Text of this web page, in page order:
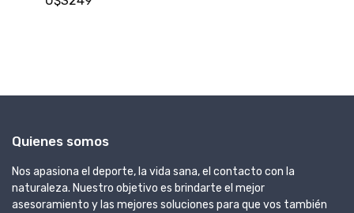
Quienes somos
Nos apasiona el deporte, la vida sana, el contacto con la
naturaleza. Nuestro objetivo es brindarte el mejor
asesoramiento y las mejores soluciones para que vos también